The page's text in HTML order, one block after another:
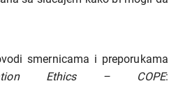
smernicama i preporukama
Ethics – COPE: